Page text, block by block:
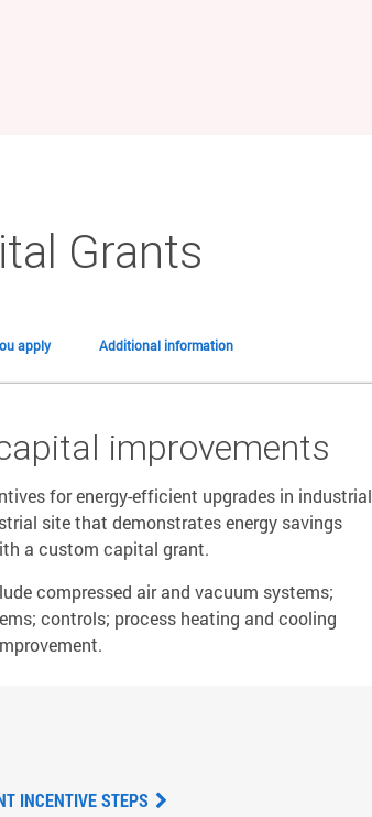
Grants
apply Additional information
improvements
for energy-efficient upgrades in industrial
site that demonstrates energy savings
a custom capital grant.
compressed air and vacuum systems;
controls; process heating and cooling
INCENTIVE STEPS